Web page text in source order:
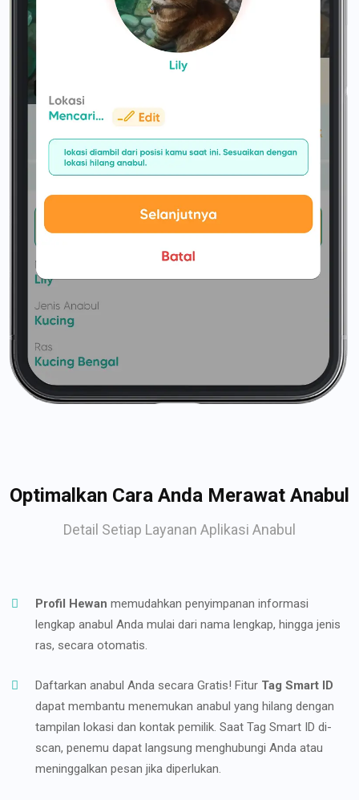
Optimalkan Cara Anda Merawat Anabul
Detail Setiap Layanan Aplikasi Anabul
Profil Hewan memudahkan penyimpanan informasi
lengkap anabul Anda mulai dari nama lengkap, hingga jenis
ras, secara otomatis.
Daftarkan anabul Anda secara Gratis! Fitur Tag Smart ID
dapat membantu menemukan anabul yang hilang dengan
tampilan lokasi dan kontak pemilik. Saat Tag Smart ID di-
scan, penemu dapat langsung menghubungi Anda atau
meninggalkan pesan jika diperlukan.